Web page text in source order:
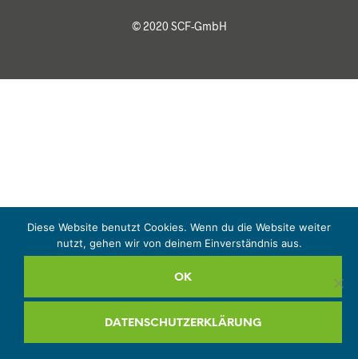
© 2020 SCF-GmbH
Diese Website benutzt Cookies. Wenn du die Website weiter
nutzt, gehen wir von deinem Einverständnis aus.
OK
DATENSCHUTZERKLÄRUNG